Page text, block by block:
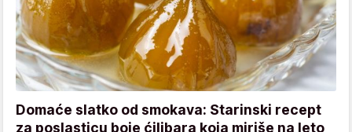
Domaće slatko od smokava: Starinski recept
za poslasticu boje ćilibara koja miriše na leto